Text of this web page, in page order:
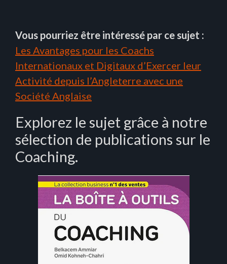
Vous pourriez être intéressé par ce sujet :
Les Avantages pour les Coachs
Internationaux et Digitaux d’Exercer leur
Activité depuis l’Angleterre avec une
Société Anglaise
Explorez le sujet grâce à notre
sélection de publications sur le
Coaching.